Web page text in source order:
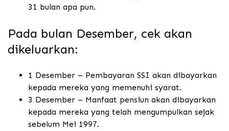
31 bulan apa pun.
Pada bulan Desember, cek akan
dikeluarkan:
1 Desember – Pembayaran SSI akan dibayarkan
kepada mereka yang memenuhi syarat.
3 Desember – Manfaat pensiun akan dibayarkan
kepada mereka yang telah mengumpulkan sejak
sebelum Mei 1997.